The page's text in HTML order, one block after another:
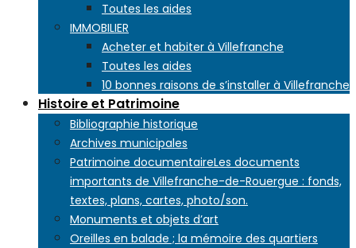
Toutes les aides
IMMOBILIER
Acheter et habiter à Villefranche
Toutes les aides
10 bonnes raisons de s’installer à Villefranche
Histoire et Patrimoine
Bibliographie historique
Archives municipales
Patrimoine documentaireLes documents
importants de Villefranche-de-Rouergue : fonds,
textes, plans, cartes, photo/son.
Monuments et objets d’art
Oreilles en balade ; la mémoire des quartiers